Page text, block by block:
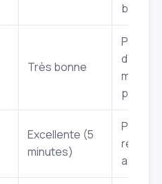
Très bonne
Portes
Excellente (5
minutes)